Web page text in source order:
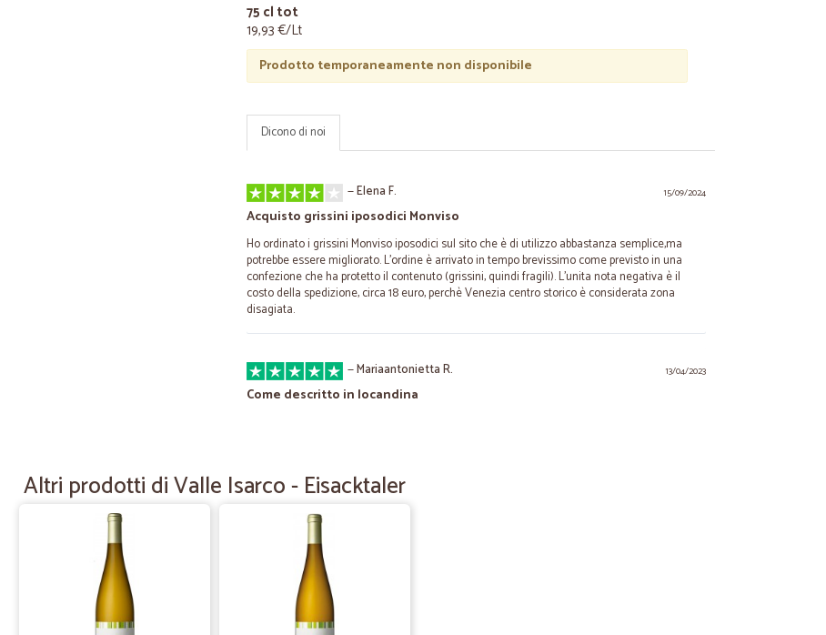
75 cl tot
19,93 €/Lt
Prodotto temporaneamente non disponibile
Dicono di noi
15/09/2024
—Elena F.
Acquisto grissini iposodici Monviso
Ho ordinato i grissini Monviso iposodici sul sito che è di utilizzo abbastanza semplice,ma
potrebbe essere migliorato. L'ordine è arrivato in tempo brevissimo come previsto in una
confezione che ha protetto il contenuto (grissini, quindi fragili). L'unita nota negativa è il
costo della spedizione, circa 18 euro, perchè Venezia centro storico è considerata zona
disagiata.
13/04/2023
—Mariaantonietta R.
Come descritto in locandina
—Gianluca C.
Ottimo servizio e logistica
Ottimo servizio e logistica. Complimenti!
Ottimi prodotti e ottimi servizio
Altri prodotti di Valle Isarco - Eisacktaler